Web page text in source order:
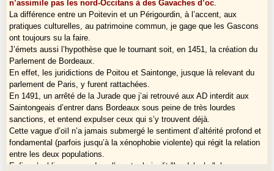
n’assimile pas les nord-Occitans à des Gavaches d’oc
La différence entre un Poitevin et un Périgourdin, à l’accent, aux
pratiques culturelles, au patrimoine commun, je gage que les Gascons
ont toujours su la faire.
J’émets aussi l’hypothèse que le tournant soit, en 1451, la création du
Parlement de Bordeaux.
En effet, les juridictions de Poitou et Saintonge, jusque là relevant du
parlement de Paris, y furent rattachées.
En 1491, un arrêté de la Jurade que j’ai retrouvé aux AD interdit aux
Saintongeais d’entrer dans Bordeaux sous peine de très lourdes
sanctions, et entend expulser ceux qui s’y trouvent déjà.
Cette vague d’oïl n’a jamais submergé le sentiment d’altérité profond et
fondamental (parfois jusqu’à la xénophobie violente) qui régit la relation
entre les deux populations.
Enfin, n’oublie pas que dans l’argot urbain dit "bordeluche", le gascon a